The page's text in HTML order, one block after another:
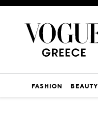
FASHION BEAUTY